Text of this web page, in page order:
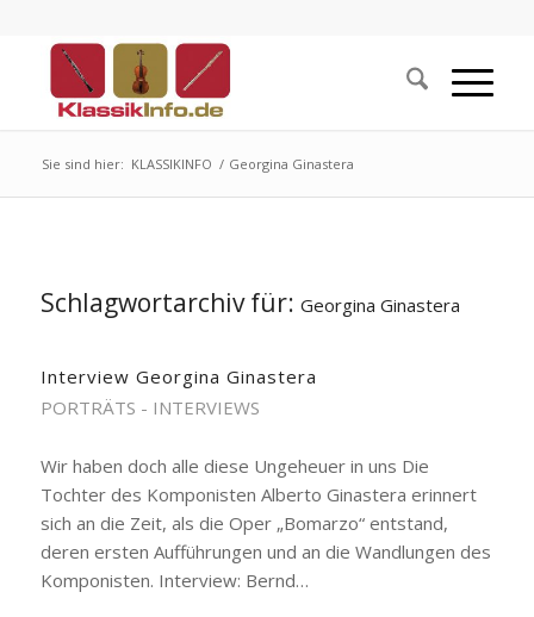
Sie sind hier: KLASSIKINFO / Georgina Ginastera
Schlagwortarchiv für: Georgina Ginastera
Interview Georgina Ginastera
PORTRÄTS - INTERVIEWS
Wir haben doch alle diese Ungeheuer in uns Die
Tochter des Komponisten Alberto Ginastera erinnert
sich an die Zeit, als die Oper „Bomarzo“ entstand,
deren ersten Aufführungen und an die Wandlungen des
Komponisten. Interview: Bernd…